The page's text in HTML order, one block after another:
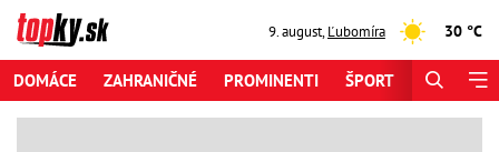
9. august,Ľubomíra 30 °C
DOMÁCE ZAHRANIČNÉ PROMINENTI ŠPORT